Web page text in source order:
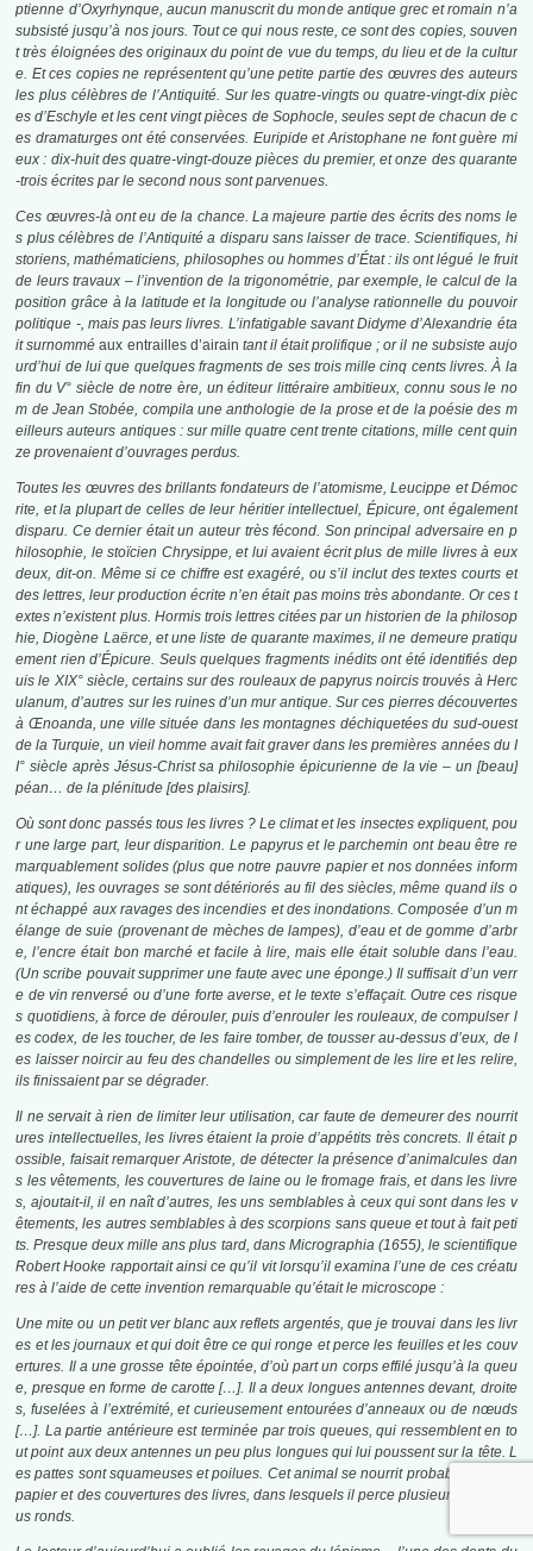
ptienne d’Oxyrhynque, aucun manuscrit du monde antique grec et romain n’a
subsisté jusqu’à nos jours. Tout ce qui nous reste, ce sont des copies, souven
t très éloignées des originaux du point de vue du temps, du lieu et de la cultur
e. Et ces copies ne représentent qu’une petite partie des œuvres des auteurs
les plus célèbres de l’Antiquité. Sur les quatre-vingts ou quatre-vingt-dix pièc
es d’Eschyle et les cent vingt pièces de Sophocle, seules sept de chacun de c
es dramaturges ont été conservées. Euripide et Aristophane ne font guère mi
eux : dix-huit des quatre-vingt-douze pièces du premier, et onze des quarante
-trois écrites par le second nous sont parvenues.
Ces œuvres-là ont eu de la chance. La majeure partie des écrits des noms le
s plus célèbres de l’Antiquité a disparu sans laisser de trace. Scientifiques, hi
storiens, mathématiciens, philosophes ou hommes d’État : ils ont légué le fruit
de leurs travaux – l’invention de la trigonométrie, par exemple, le calcul de la
position grâce à la latitude et la longitude ou l’analyse rationnelle du pouvoir
politique -, mais pas leurs livres. L’infatigable savant Didyme d’Alexandrie éta
it surnomméaux entrailles d’airain tant il était prolifique ; or il ne subsiste aujo
urd’hui de lui que quelques fragments de ses trois mille cinq cents livres. À la
fin du V° siècle de notre ère, un éditeur littéraire ambitieux, connu sous le no
m de Jean Stobée, compila une anthologie de la prose et de la poésie des m
eilleurs auteurs antiques : sur mille quatre cent trente citations, mille cent quin
ze provenaient d’ouvrages perdus.
Toutes les œuvres des brillants fondateurs de l’atomisme, Leucippe et Démoc
rite, et la plupart de celles de leur héritier intellectuel, Épicure, ont également
disparu. Ce dernier était un auteur très fécond. Son principal adversaire en p
hilosophie, le stoïcien Chrysippe, et lui avaient écrit plus de mille livres à eux
deux, dit-on. Même si ce chiffre est exagéré, ou s’il inclut des textes courts et
des lettres, leur production écrite n’en était pas moins très abondante. Or ces t
extes n’existent plus. Hormis trois lettres citées par un historien de la philosop
hie, Diogène Laërce, et une liste de quarante maximes, il ne demeure pratiqu
ement rien d’Épicure. Seuls quelques fragments inédits ont été identifiés dep
uis le XIX° siècle, certains sur des rouleaux de papyrus noircis trouvés à Herc
ulanum, d’autres sur les ruines d’un mur antique. Sur ces pierres découvertes
à Œnoanda, une ville située dans les montagnes déchiquetées du sud-ouest
de la Turquie, un vieil homme avait fait graver dans les premières années du I
I° siècle après Jésus-Christ sa philosophie épicurienne de la vie – un [beau]
péan… de la plénitude [des plaisirs].
Où sont donc passés tous les livres ? Le climat et les insectes expliquent, pou
r une large part, leur disparition. Le papyrus et le parchemin ont beau être re
marquablement solides (plus que notre pauvre papier et nos données inform
atiques), les ouvrages se sont détériorés au fil des siècles, même quand ils o
nt échappé aux ravages des incendies et des inondations. Composée d’un m
élange de suie (provenant de mèches de lampes), d’eau et de gomme d’arbr
e, l’encre était bon marché et facile à lire, mais elle était soluble dans l’eau.
(Un scribe pouvait supprimer une faute avec une éponge.) Il suffisait d’un verr
e de vin renversé ou d’une forte averse, et le texte s’effaçait. Outre ces risque
s quotidiens, à force de dérouler, puis d’enrouler les rouleaux, de compulser l
es codex, de les toucher, de les faire tomber, de tousser au-dessus d’eux, de l
es laisser noircir au feu des chandelles ou simplement de les lire et les relire,
ils finissaient par se dégrader.
Il ne servait à rien de limiter leur utilisation, car faute de demeurer des nourrit
ures intellectuelles, les livres étaient la proie d’appétits très concrets. Il était p
ossible, faisait remarquer Aristote, de détecter la présence d’animalcules dan
s les vêtements, les couvertures de laine ou le fromage frais, et dans les livre
s, ajoutait-il, il en naît d’autres, les uns semblables à ceux qui sont dans les v
êtements, les autres semblables à des scorpions sans queue et tout à fait peti
ts. Presque deux mille ans plus tard, dans Micrographia (1655), le scientifique
Robert Hooke rapportait ainsi ce qu’il vit lorsqu’il examina l’une de ces créatu
res à l’aide de cette invention remarquable qu’était le microscope :
Une mite ou un petit ver blanc aux reflets argentés, que je trouvai dans les livr
es et les journaux et qui doit être ce qui ronge et perce les feuilles et les couv
ertures. Il a une grosse tête épointée, d’où part un corps effilé jusqu’à la queu
e, presque en forme de carotte […]. Il a deux longues antennes devant, droite
s, fuselées à l’extrémité, et curieusement entourées d’anneaux ou de nœuds
[…]. La partie antérieure est terminée par trois queues, qui ressemblent en to
ut point aux deux antennes un peu plus longues qui lui poussent sur la tête. L
es pattes sont squameuses et poilues. Cet animal se nourrit probablement du
papier et des couvertures des livres, dans lesquels il perce plusieurs petits tro
us ronds.